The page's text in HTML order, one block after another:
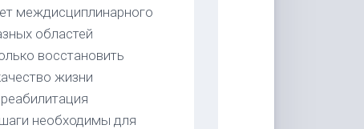
междисциплинарного
областей
восстановить
жизни
необходимы для